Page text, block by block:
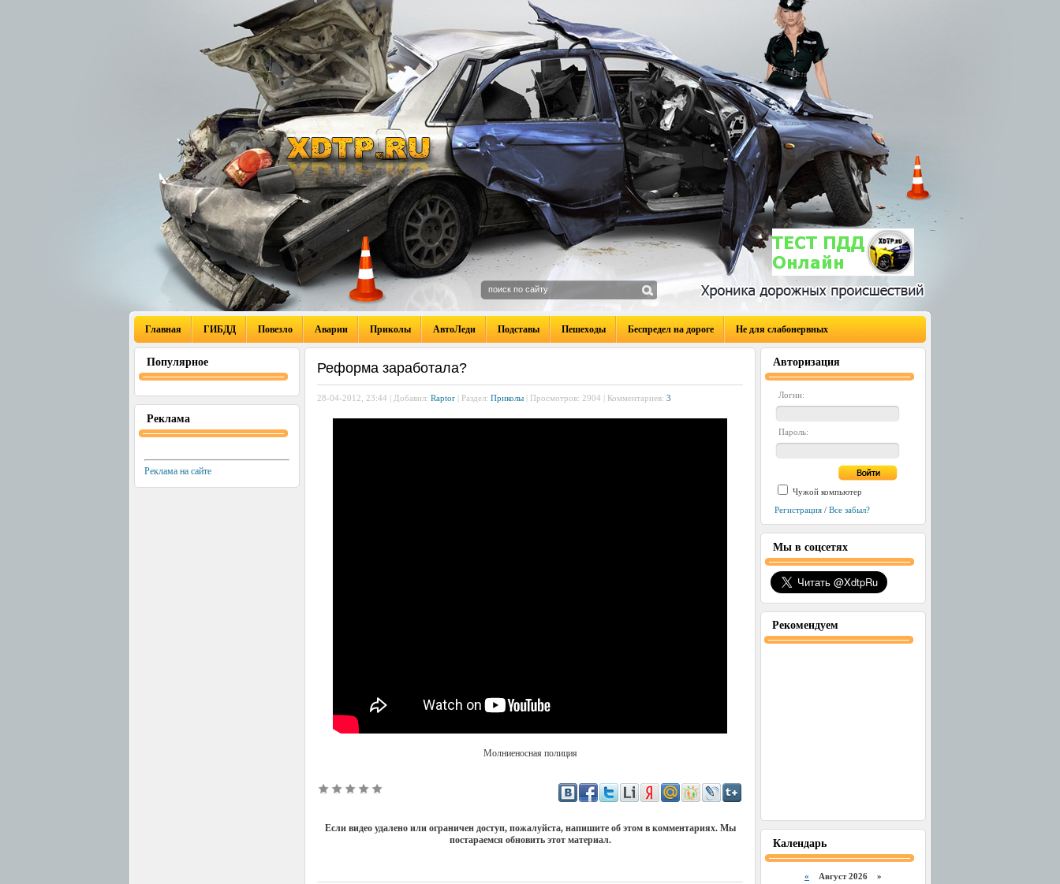
Главная ГИБДД Повезло Аварии Приколы АвтоЛеди Подставы Пешеходы Беспредел на дороге Не для слабонервных
Популярное
Реклама
Реклама на сайте
Реформа заработала?
28-04-2012, 23:44 | Добавил: Raptor | Раздел: Приколы | Просмотров: 2904 | Комментариев: 3
Молниеносная полиция
Если видео удалено или ограничен доступ, пожалуйста, напишите об этом в комментариях. Мы
постараемся обновить этот материал.
Авторизация
Логин:
Пароль:
Чужой компьютер
Регистрация / Все забыл?
Мы в соцсетях
Рекомендуем
Календарь
« Август 2026 »